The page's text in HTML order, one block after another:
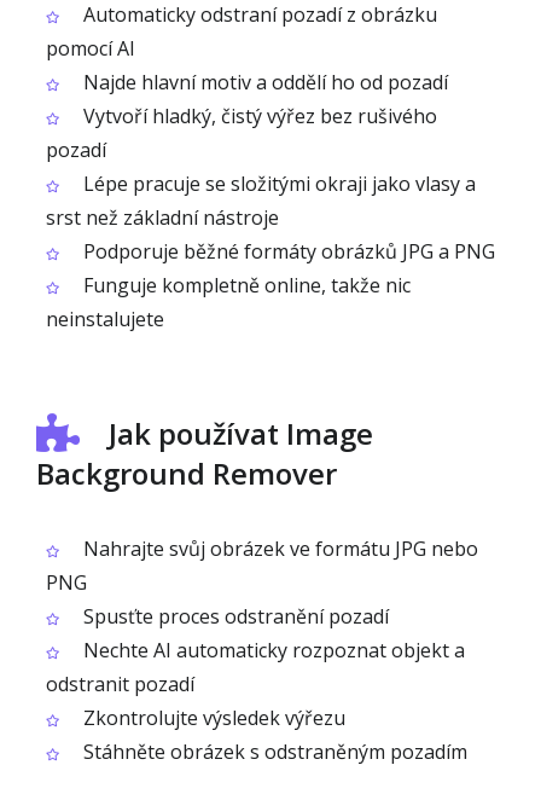
Automaticky odstraní pozadí z obrázku
pomocí AI
Najde hlavní motiv a oddělí ho od pozadí
Vytvoří hladký, čistý výřez bez rušivého
pozadí
Lépe pracuje se složitými okraji jako vlasy a
srst než základní nástroje
Podporuje běžné formáty obrázků JPG a PNG
Funguje kompletně online, takže nic
neinstalujete
Jak používat Image
Background Remover
Nahrajte svůj obrázek ve formátu JPG nebo
PNG
Spusťte proces odstranění pozadí
Nechte AI automaticky rozpoznat objekt a
odstranit pozadí
Zkontrolujte výsledek výřezu
Stáhněte obrázek s odstraněným pozadím